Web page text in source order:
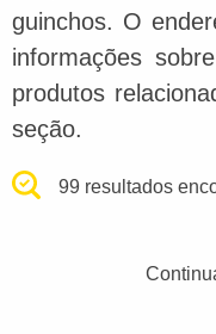
guinchos. O
informações
produtos
seção.
99 resultados